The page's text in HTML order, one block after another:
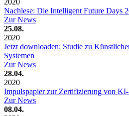
Nachlese: Die Intelligent Future Days
Zur News
25.08.
2020
Jetzt downloaden: Studie zu
Systemen
Zur News
28.04.
2020
Impulspapier zur Zertifizierung von
Zur News
08.04.